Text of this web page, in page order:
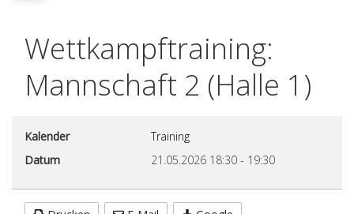
Wettkampftraining:
Mannschaft 2 (Halle 1)
Kalender
Training
Datum
21.05.2026 18:30 - 19:30